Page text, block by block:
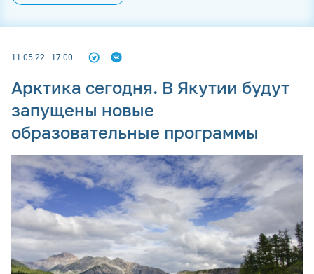
11.05.22 | 17:00
Арктика сегодня. В Якутии будут
запущены новые
образовательные программы